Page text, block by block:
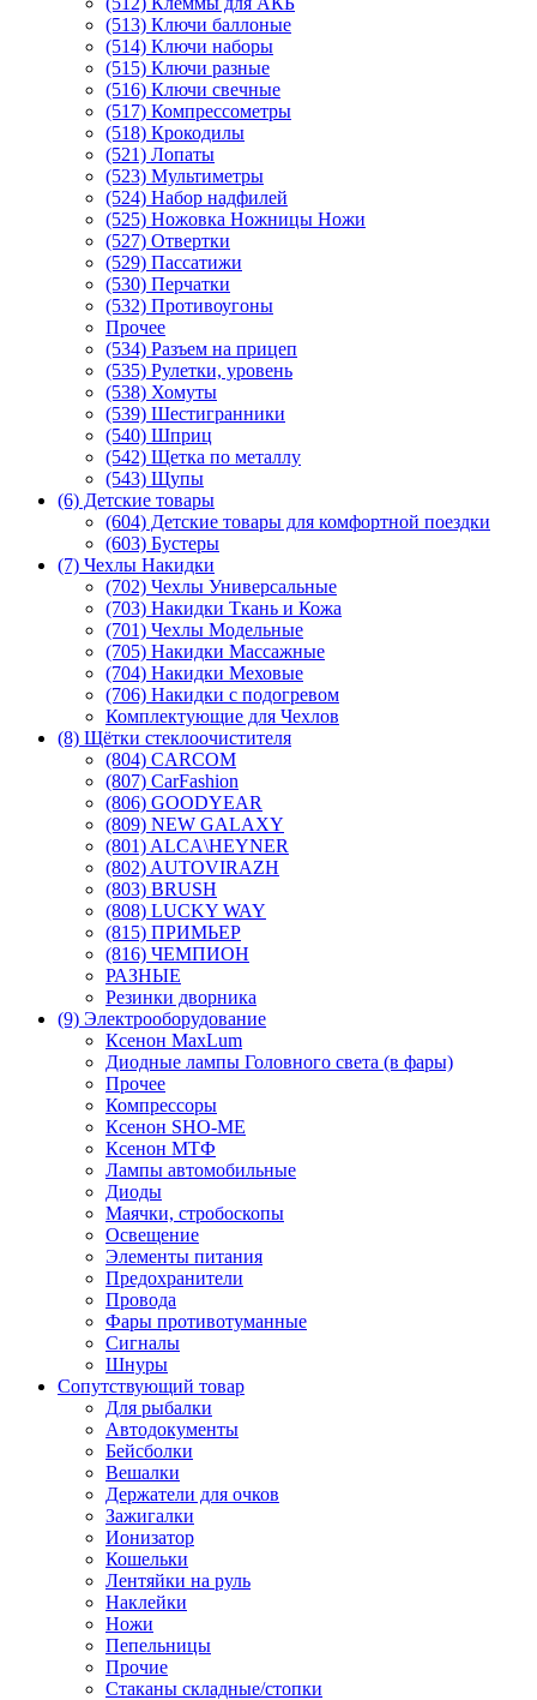
(513) Ключи баллоные
(514) Ключи наборы
(515) Ключи разные
(516) Ключи свечные
(517) Компрессометры
(518) Крокодилы
(521) Лопаты
(523) Мультиметры
(524) Набор надфилей
(525) Ножовка Ножницы Ножи
(527) Отвертки
(529) Пассатижи
(530) Перчатки
(532) Противоугоны
Прочее
(534) Разъем на прицеп
(535) Рулетки, уровень
(538) Хомуты
(539) Шестигранники
(540) Шприц
(542) Щетка по металлу
(543) Щупы
(6) Детские товары
(604) Детские товары для комфортной поездки
(603) Бустеры
(7) Чехлы Накидки
(702) Чехлы Универсальные
(703) Накидки Ткань и Кожа
(701) Чехлы Модельные
(705) Накидки Массажные
(704) Накидки Меховые
(706) Накидки с подогревом
Комплектующие для Чехлов
(8) Щётки стеклоочистителя
(804) CARCOM
(807) CarFashion
(806) GOODYEAR
(809) NEW GALAXY
(801) ALCA\HEYNER
(802) AUTOVIRAZH
(803) BRUSH
(808) LUCKY WAY
(815) ПРИМЬЕР
(816) ЧЕМПИОН
РАЗНЫЕ
Резинки дворника
(9) Электрооборудование
Ксенон MaxLum
Диодные лампы Головного света (в фары)
Прочее
Компрессоры
Ксенон SHO-ME
Ксенон МТФ
Лампы автомобильные
Диоды
Маячки, стробоскопы
Освещение
Элементы питания
Предохранители
Провода
Фары противотуманные
Сигналы
Шнуры
Сопутствующий товар
Для рыбалки
Автодокументы
Бейсболки
Вешалки
Держатели для очков
Зажигалки
Ионизатор
Кошельки
Лентяйки на руль
Наклейки
Ножи
Пепельницы
Прочие
Стаканы складные/стопки